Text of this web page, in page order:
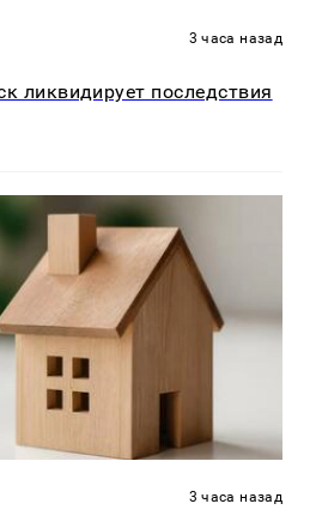
3 часа назад
ликвидирует последствия
3 часа назад